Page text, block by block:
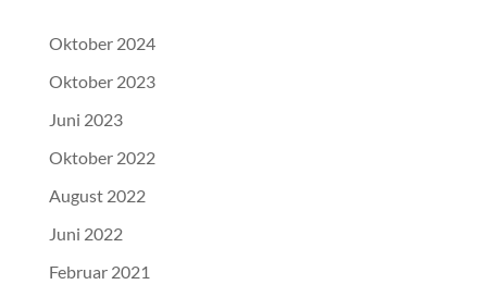
Oktober 2024
Oktober 2023
Juni 2023
Oktober 2022
August 2022
Juni 2022
Februar 2021